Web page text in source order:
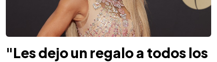
"Les dejo un regalo a todos los